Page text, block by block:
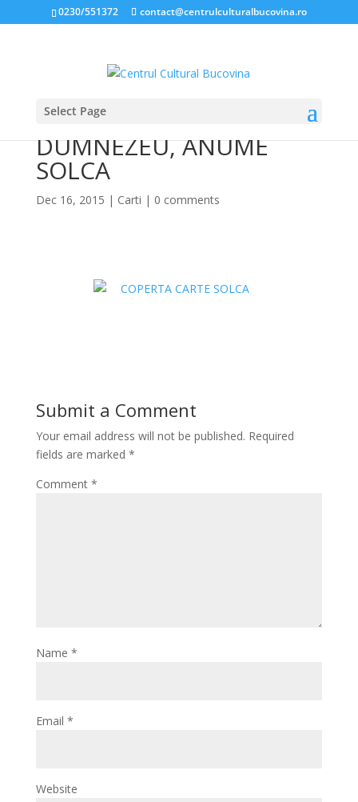
0230/551372 contact@centrulculturalbucovina.ro
Select Page
PE LOCUL ARĂTAT DE
DUMNEZEU, ANUME
SOLCA
Dec 16, 2015 | Carti | 0 comments
Submit a Comment
Your email address will not be published. Required
fields are marked *
Comment *
Name *
Email *
Website